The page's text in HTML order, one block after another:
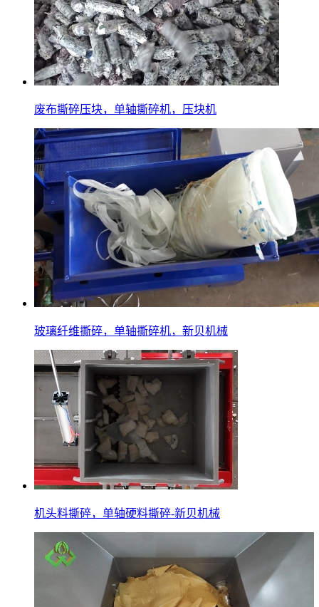
废布撕碎压块，单轴撕碎机，压块机
玻璃纤维撕碎，单轴撕碎机，新贝机械
机头料撕碎，单轴硬料撕碎-新贝机械